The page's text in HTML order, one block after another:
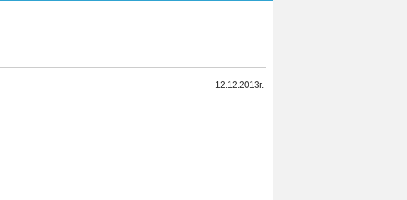
12.12.2013г.